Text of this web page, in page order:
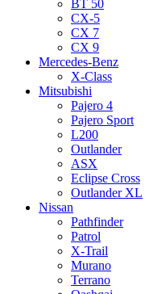
BT 50
CX-5
CX 7
CX 9
Mercedes-Benz
X-Class
Mitsubishi
Pajero 4
Pajero Sport
L200
Outlander
ASX
Eclipse Cross
Outlander XL
Nissan
Pathfinder
Patrol
X-Trail
Murano
Terrano